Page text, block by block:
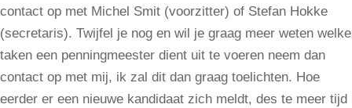
contact op met Michel Smit (voorzitter) of Stefan Hokke
(secretaris). Twijfel je nog en wil je graag meer weten welke
taken een penningmeester dient uit te voeren neem dan
contact op met mij, ik zal dit dan graag toelichten. Hoe
eerder er een nieuwe kandidaat zich meldt, des te meer tijd